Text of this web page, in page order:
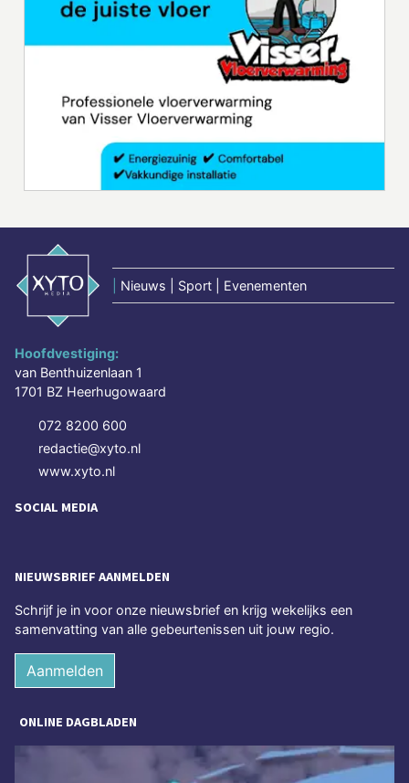
Nieuws | Sport | Evenementen
Hoofdvestiging:
van Benthuizenlaan 1
1701 BZ Heerhugowaard
072 8200 600
redactie@xyto.nl
www.xyto.nl
SOCIAL MEDIA
NIEUWSBRIEF AANMELDEN
Schrijf je in voor onze nieuwsbrief en krijg wekelijks een
samenvatting van alle gebeurtenissen uit jouw regio.
Aanmelden
ONLINE DAGBLADEN